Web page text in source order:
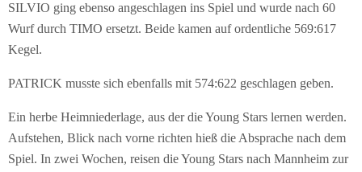
SILVIO ging ebenso angeschlagen ins Spiel und wurde nach 60
Wurf durch TIMO ersetzt. Beide kamen auf ordentliche 569:617
Kegel.
PATRICK musste sich ebenfalls mit 574:622 geschlagen geben.
Ein herbe Heimniederlage, aus der die Young Stars lernen werden.
Aufstehen, Blick nach vorne richten hieß die Absprache nach dem
Spiel. In zwei Wochen, reisen die Young Stars nach Mannheim zur